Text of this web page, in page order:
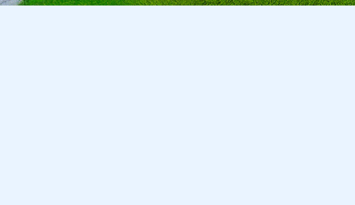
Copyright © 2026 CA Cepreka s.r.o., tel: 032-7710416, e-mail: